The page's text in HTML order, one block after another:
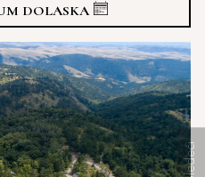
DOLASKA